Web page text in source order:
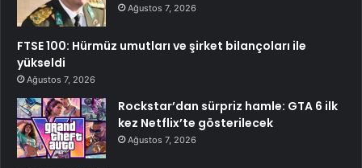
Ağustos 7, 2026
FTSE 100: Hürmüz umutları ve şirket bilançoları ile
yükseldi
Ağustos 7, 2026
Rockstar’dan sürpriz hamle: GTA 6 ilk
kez Netflix’te gösterilecek
Ağustos 7, 2026